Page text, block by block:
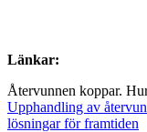
Länkar:
Återvunnen koppar.
Upphandling av
lösningar för framtiden